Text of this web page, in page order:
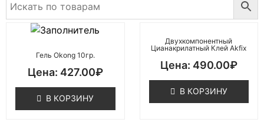
Гель Okong 10гр.
427.00₽
В КОРЗИНУ
Двухкомпонентный
Цианакрилатный Клей Akfix
490.00₽
В КОРЗИНУ